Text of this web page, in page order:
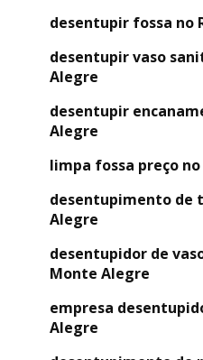
desentupir fossa no
desentupir vaso
Alegre
desentupir
Alegre
limpa fossa preço
desentupimento de
Alegre
desentupidor de
Monte Alegre
empresa
Alegre